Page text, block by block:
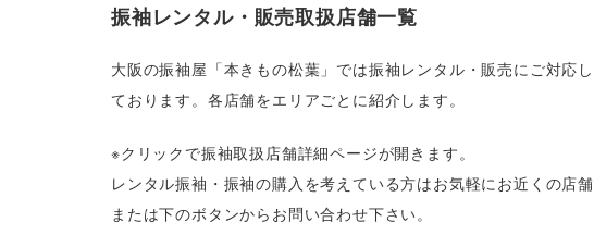
振袖レンタル・販売取扱店舗一覧
大阪の振袖屋「本きもの松葉」では振袖レンタル・販売にご対応し
ております。各店舗をエリアごとに紹介します。
※クリックで振袖取扱店舗詳細ページが開きます。
レンタル振袖・振袖の購入を考えている方はお気軽にお近くの店舗
または下のボタンからお問い合わせ下さい。